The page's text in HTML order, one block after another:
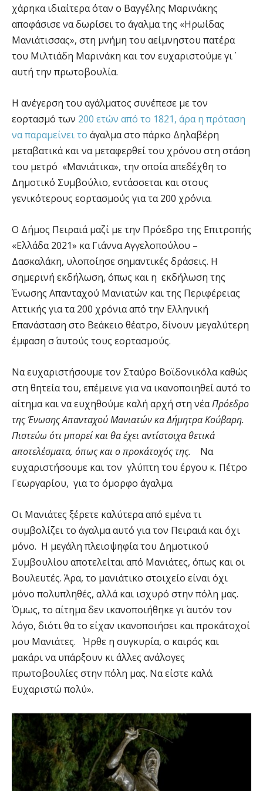
χάρηκα ιδιαίτερα όταν ο Βαγγέλης Μαρινάκης
αποφάσισε να δωρίσει το άγαλμα της «Ηρωίδας
Μανιάτισσας», στη μνήμη του αείμνηστου πατέρα
του Μιλτιάδη Μαρινάκη και τον ευχαριστούμε γι΄
αυτή την πρωτοβουλία.
Η ανέγερση του αγάλματος συνέπεσε με τον
εορτασμό των 200 ετών από το 1821, άρα η πρόταση
να παραμείνει το άγαλμα στο πάρκο Δηλαβέρη
μεταβατικά και να μεταφερθεί του χρόνου στη στάση
του μετρό «Μανιάτικα», την οποία απεδέχθη το
Δημοτικό Συμβούλιο, εντάσσεται και στους
γενικότερους εορτασμούς για τα 200 χρόνια.
Ο Δήμος Πειραιά μαζί με την Πρόεδρο της Επιτροπής
«Ελλάδα 2021» κα Γιάννα Αγγελοπούλου –
Δασκαλάκη, υλοποίησε σημαντικές δράσεις. Η
σημερινή εκδήλωση, όπως και η εκδήλωση της
Ένωσης Απανταχού Μανιατών και της Περιφέρειας
Αττικής για τα 200 χρόνια από την Ελληνική
Επανάσταση στο Βεάκειο θέατρο, δίνουν μεγαλύτερη
έμφαση σ΄ αυτούς τους εορτασμούς.
Να ευχαριστήσουμε τον Σταύρο Βοϊδονικόλα καθώς
στη θητεία του, επέμεινε για να ικανοποιηθεί αυτό το
αίτημα και να ευχηθούμε καλή αρχή στη νέαΠρόεδρο
της Ένωσης Απανταχού Μανιατών κα Δήμητρα Κούβαρη.
Πιστεύω ότι μπορεί και θα έχει αντίστοιχα θετικά
αποτελέσματα, όπως και ο προκάτοχός της.
Να
ευχαριστήσουμε και τον γλύπτη του έργου κ. Πέτρο
Γεωργαρίου, για το όμορφο άγαλμα.
Οι Μανιάτες ξέρετε καλύτερα από εμένα τι
συμβολίζει το άγαλμα αυτό για τον Πειραιά και όχι
μόνο. Η μεγάλη πλειοψηφία του Δημοτικού
Συμβουλίου αποτελείται από Μανιάτες, όπως και οι
Βουλευτές. Άρα, το μανιάτικο στοιχείο είναι όχι
μόνο πολυπληθές, αλλά και ισχυρό στην πόλη μας.
Όμως, το αίτημα δεν ικανοποιήθηκε γι΄ αυτόν τον
λόγο, διότι θα το είχαν ικανοποιήσει και προκάτοχοί
μου Μανιάτες. Ήρθε η συγκυρία, ο καιρός και
μακάρι να υπάρξουν κι άλλες ανάλογες
πρωτοβουλίες στην πόλη μας. Να είστε καλά.
Ευχαριστώ πολύ».